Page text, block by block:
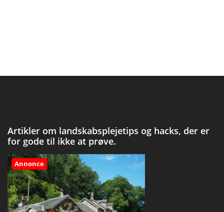
Artikler om landskabsplejetips og hacks, der er
for gode til ikke at prøve.
Annonce